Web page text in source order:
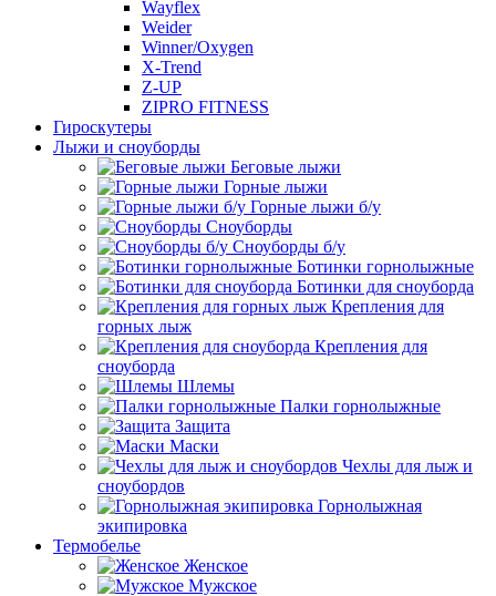
Wayflex
Weider
Winner/Oxygen
X-Trend
Z-UP
ZIPRO FITNESS
Гироскутеры
Лыжи и сноуборды
Беговые лыжи
Горные лыжи
Горные лыжи б/у
Сноуборды
Сноуборды б/у
Ботинки горнолыжные
Ботинки для сноуборда
Крепления для
горных лыж
Крепления для
сноуборда
Шлемы
Палки горнолыжные
Защита
Маски
Чехлы для лыж и
сноубордов
Горнолыжная
экипировка
Термобелье
Женское
Мужское